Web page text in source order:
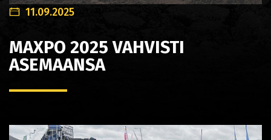
11.09.2025
MAXPO 2025 VAHVISTI
ASEMAANSA